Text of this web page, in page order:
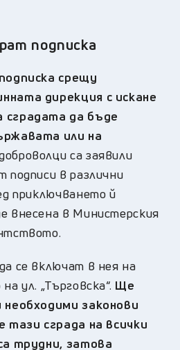
подписка
срещу
дирекция с искане
сградата да бъде
или на
са заявили
подписи в различни
приключването й
внесена в Министерския
се включат в нея на
ул. „Търговска“. Ще
необходими законови
тази сграда на всички
трудни, затова